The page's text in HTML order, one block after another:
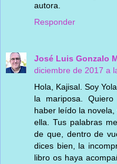
autora.
Responder
José Luis Gonzalo
diciembre de 2017 a
Hola, Kajisal. Soy
la mariposa.
haber leído la
ella. Tus palabras
de que, dentro de
dices bien, la
libro os haya